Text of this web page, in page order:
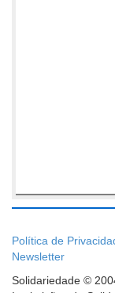
Política de
Newsletter
Solidariedade ©